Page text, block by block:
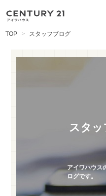
TOP スタッフブログ
スタ
アイワハウス
ログです。